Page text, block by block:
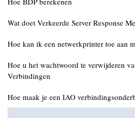
Wat doet Verkeerde Server Response
Hoe kan ik een netwerkprinter toe aan
Hoe u het wachtwoord te verwijderen
Verbindingen
Hoe maak je een IAO